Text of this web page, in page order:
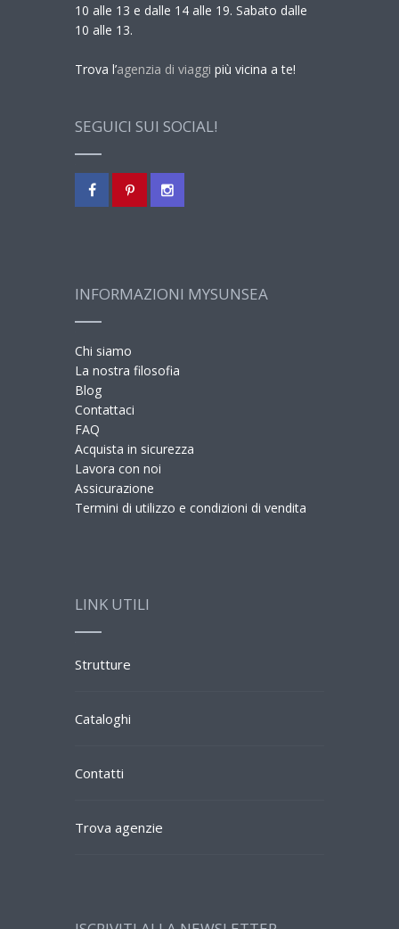
10 alle 13 e dalle 14 alle 19. Sabato dalle
10 alle 13.
Trova l’agenzia di viaggi più vicina a te!
SEGUICI SUI SOCIAL!
INFORMAZIONI MYSUNSEA
Chi siamo
La nostra filosofia
Blog
Contattaci
FAQ
Acquista in sicurezza
Lavora con noi
Assicurazione
Termini di utilizzo e condizioni di vendita
LINK UTILI
Strutture
Cataloghi
Contatti
Trova agenzie